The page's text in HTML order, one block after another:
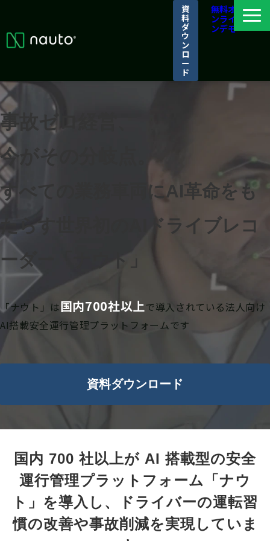
資
料
ダ
ウ
ン
ロ
ー
ド
無料オ
ンライ
ンデモ
事故ゼロ経営、
今がその分岐点。
すべての業務車両にAI革命をも
たらす世界初のAIドライブレコ
ーダー「ナウト」
「ナウト」は国内700社以上で導入されている法人向け
AI搭載安全運行管理プラットフォームです
資料ダウンロード
国内 700 社以上が AI 搭載型の安全
運行管理プラットフォーム「ナウ
ト」を導入し、ドライバーの運転習
慣の改善や事故削減を実現していま